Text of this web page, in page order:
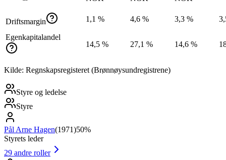
Driftsmargin 1,1 % 4,6 % 3,3 %
Egenkapitalandel
14,5 %
27,1 % 14,6 %
Kilde: Regnskapsregisteret (Brønnøysundregistrene)
Styre og ledelse
Styre
Pål Arne Hagen(1971)50%
Styrets leder
29 andre roller